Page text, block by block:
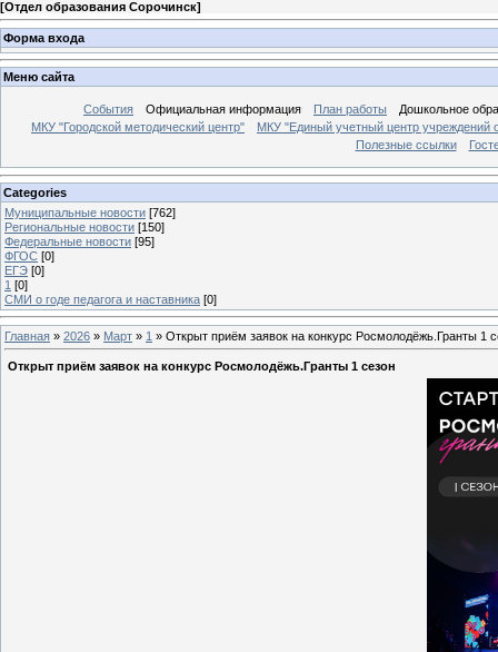
[Отдел образования Сорочинск]
Форма входа
Меню сайта
События Официальная информация План работы
Дошкольное
МКУ "Городской методический центр"
МКУ "Единый учетный центр учреждений
Полезные ссылки
Categories
Муниципальные новости [762]
Региональные новости [150]
Федеральные новости [95]
ФГОС [0]
ЕГЭ [0]
1 [0]
СМИ о годе педагога и наставника [0]
Главная » 2026 » Март » 1 » Открыт приём заявок на конкурс Росмолодёжь.Гранты 1
Открыт приём заявок на конкурс Росмолодёжь.Гранты 1 сезон